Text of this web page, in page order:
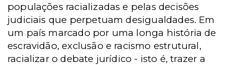
populações racializadas e pelas decisões
judiciais que perpetuam desigualdades. Em
um país marcado por uma longa história de
escravidão, exclusão e racismo estrutural,
racializar o debate jurídico - isto é, trazer a